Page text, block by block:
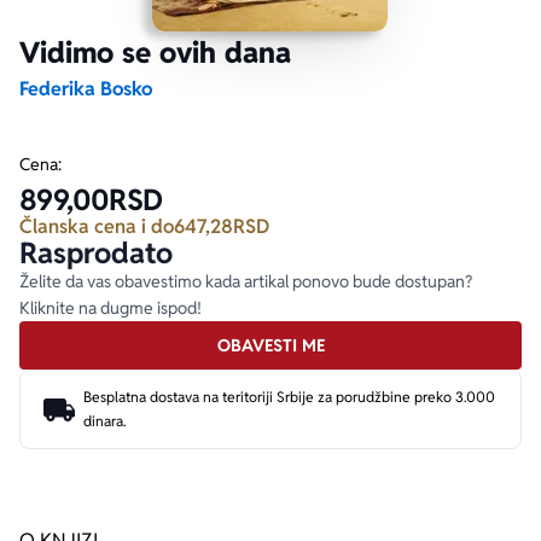
Vidimo se ovih dana
Federika Bosko
Cena:
899,00RSD
Članska cena i do647,28RSD
Rasprodato
Želite da vas obavestimo kada artikal ponovo bude dostupan?
Kliknite na dugme ispod!
OBAVESTI ME
Besplatna dostava na teritoriji Srbije za porudžbine preko 3.000
dinara.
Ekranizovane knjige
E-knjige
Autori
Poezija
Biografija
Bojan Ljubenović
Milica Jakovljević Mir-Jam
Peter Handke
Elif Šafak